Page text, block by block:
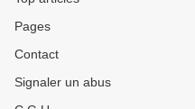
Pages
Contact
Signaler un abus